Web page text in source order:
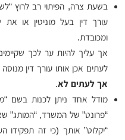
בשעת צרה, הפיתוי רב לרוץ
עורך דין בעל מוניטין או את
ומכובדת.
אך עליך להיות ער לכך
לעתים אכן אותו עורך דין
אך לעתים לא.
מודל אחד ניתן לכנות בשם
“פרונט” של המשרד, “המותג”
“יקלוט” אותך (כי זה תפקידו